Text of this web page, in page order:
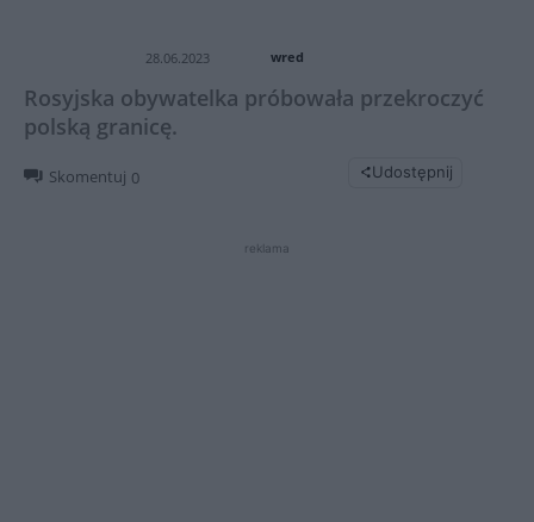
28.06.2023 wred
Rosyjska obywatelka próbowała przekroczyć
polską granicę.
Skomentuj 0 Udostępnij
reklama